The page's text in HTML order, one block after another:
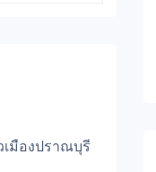
เมืองปราณบุรี